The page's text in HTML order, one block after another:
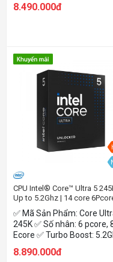
NPU :Intel® AI Boost
8.490.000đ
CPU Intel® Core™ Ultra 5
Up to 5.2Ghz | 14 core
Ecore | 24 MB Cache | Arrow
Lake)
✅ Mã Sản Phẩm: Core
245K ✅ Số nhân: 6 pcore,
Ecore ✅ Turbo Boost:
Đồ Họa: Intel Graphics ✅
8.890.000đ